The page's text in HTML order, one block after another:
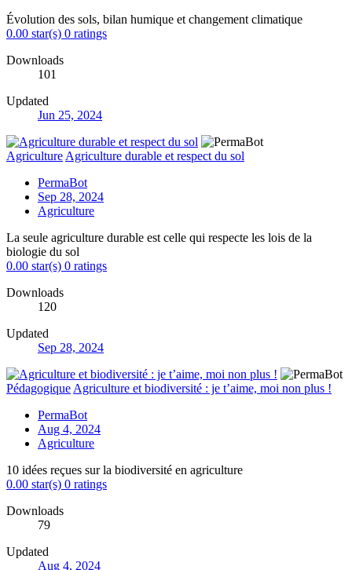
Évolution des sols, bilan humique et changement climatique
0.00 star(s) 0 ratings
Downloads
101
Updated
Jun 25, 2024
Agriculture Agriculture durable et respect du sol
PermaBot
Sep 28, 2024
Agriculture
La seule agriculture durable est celle qui respecte les lois de la
biologie du sol
0.00 star(s) 0 ratings
Downloads
120
Updated
Sep 28, 2024
Pédagogique Agriculture et biodiversité : je t’aime, moi non plus !
PermaBot
Aug 4, 2024
Agriculture
10 idées reçues sur la biodiversité en agriculture
0.00 star(s) 0 ratings
Downloads
79
Updated
Aug 4, 2024